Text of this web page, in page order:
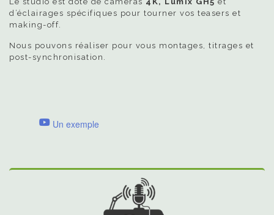
d’éclairages spécifiques pour tourner vos teasers et
making-off.
Nous pouvons réaliser pour vous montages, titrages et
post-synchronisation.
Un exemple